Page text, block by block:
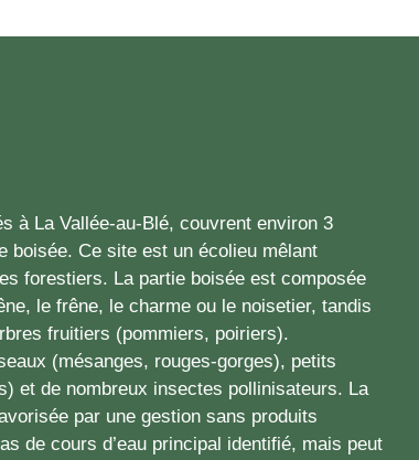
à La Vallée-au-Blé, couvrent environ 3
boisée. Ce site est un écolieu mêlant
forestiers. La partie boisée est composée
le frêne, le charme ou le noisetier, tandis
fruitiers (pommiers, poiriers).
(mésanges, rouges-gorges), petits
et de nombreux insectes pollinisateurs. La
par une gestion sans produits
de cours d’eau principal identifié, mais peut